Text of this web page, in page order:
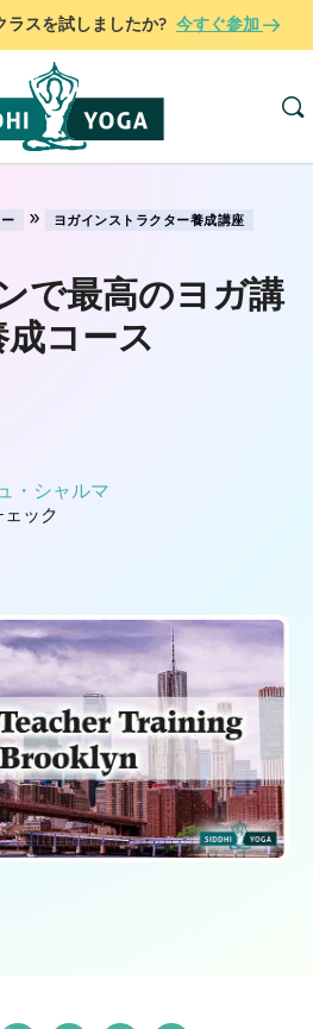
ラスを試しましたか? 今すぐ参加
» ヨガインストラクター養成講座
で最高のヨガ講
成コース
・シャルマ
ック